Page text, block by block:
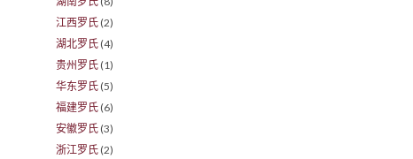
江西罗氏 (2)
湖北罗氏 (4)
贵州罗氏 (1)
华东罗氏 (5)
福建罗氏 (6)
安徽罗氏 (3)
浙江罗氏 (2)